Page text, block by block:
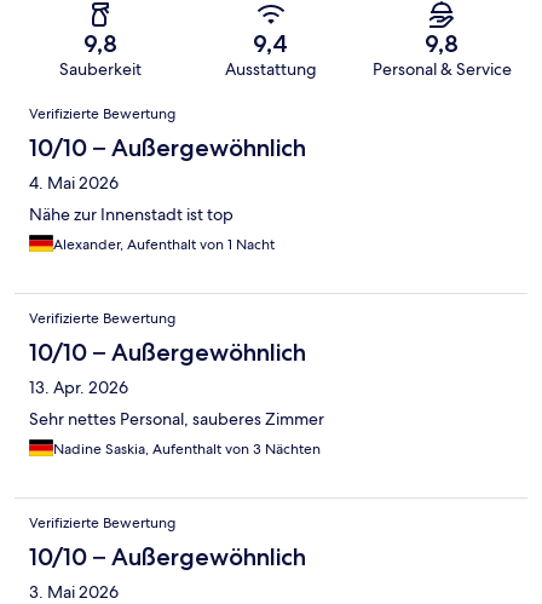
9,8
Sauberkeit
9,4
Ausstattung
9,8
Personal & Service
Bewertungen
Verifizierte Bewertung
10/10 – Außergewöhnlich
4. Mai 2026
Nähe zur Innenstadt ist top
Alexander, Aufenthalt von 1 Nacht
Verifizierte Bewertung
10/10 – Außergewöhnlich
13. Apr. 2026
Sehr nettes Personal, sauberes Zimmer
Nadine Saskia, Aufenthalt von 3 Nächten
Verifizierte Bewertung
10/10 – Außergewöhnlich
3. Mai 2026